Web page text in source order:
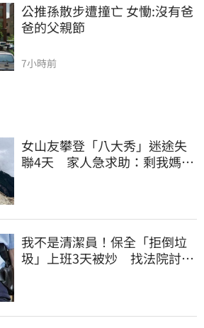
公推孫散步遭撞亡 女慟:沒有爸
爸的父親節
7小時前
女山友攀登「八大秀」迷途失
聯4天 家人急求助：剩我媽還
我不是清潔員！保全「拒倒垃
圾」上班3天被炒 找法院討公